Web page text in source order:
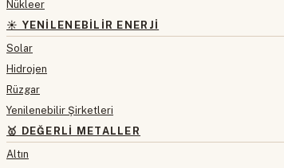
Nükleer
☀️ YENILENEBILIR ENERJI
Solar
Hidrojen
Rüzgar
Yenilenebilir Şirketleri
🥇 DEĞERLI METALLER
Altın